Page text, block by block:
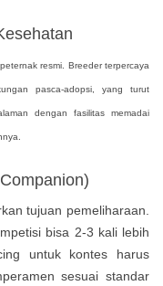
resmi. Breeder terpercaya
pasca-adopsi, yang turut
dengan fasilitas memadai
tujuan pemeliharaan.
bisa 2-3 kali lebih
untuk kontes harus
sesuai standar